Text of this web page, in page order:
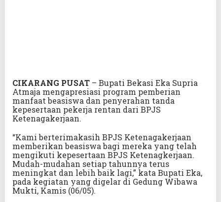
CIKARANG PUSAT – Bupati Bekasi Eka Supria
Atmaja mengapresiasi program pemberian
manfaat beasiswa dan penyerahan tanda
kepesertaan pekerja rentan dari BPJS
Ketenagakerjaan.
“Kami berterimakasih BPJS Ketenagakerjaan
memberikan beasiswa bagi mereka yang telah
mengikuti kepesertaan BPJS Ketenagkerjaan.
Mudah-mudahan setiap tahunnya terus
meningkat dan lebih baik lagi,” kata Bupati Eka,
pada kegiatan yang digelar di Gedung Wibawa
Mukti, Kamis (06/05).